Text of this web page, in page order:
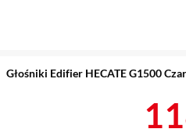
Głośniki Edifier HECATE G1500